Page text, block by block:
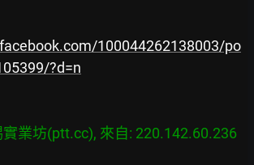
100044262138003/po
?d=n
業坊(ptt.cc), 來自: 220.142.60.236